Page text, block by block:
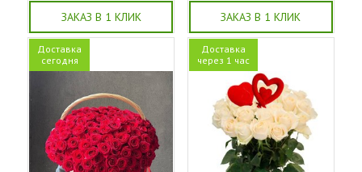
ЗАКАЗ В 1 КЛИК ЗАКАЗ В 1 КЛИК
Доставка
сегодня
Доставка
через 1 час